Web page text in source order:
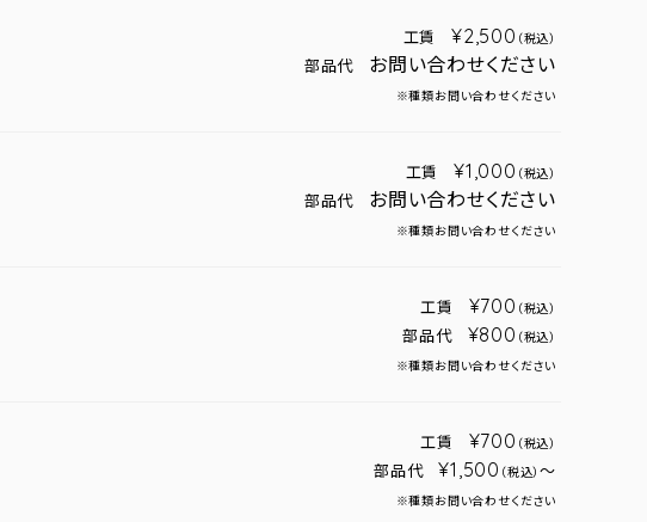
工賃 ¥2,500 （税込）
部品代 お問い合わせください
※種類お問い合わせください
工賃 ¥1,000 （税込）
部品代 お問い合わせください
※種類お問い合わせください
工賃 ¥700 （税込）
部品代 ¥800 （税込）
※種類お問い合わせください
工賃 ¥700 （税込）
部品代 ¥1,500 （税込）～
※種類お問い合わせください